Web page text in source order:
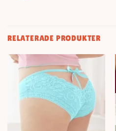
RELATERADE PRODUKTER